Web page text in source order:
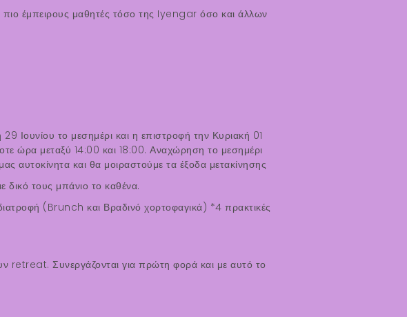
έμπειρους μαθητές τόσο της Iyengar όσο και άλλων
Ιουνίου το μεσημέρι και η επιστροφή την Κυριακή 01
ώρα μεταξύ 14:00 και 18:00. Αναχώρηση το μεσημέρι
αυτοκίνητα και θα μοιραστούμε τα έξοδα μετακίνησης
δικό τους μπάνιο το καθένα.
(Brunch και Βραδινό χορτοφαγικά) *4 πρακτικές
retreat. Συνεργάζονται για πρώτη φορά και με αυτό το